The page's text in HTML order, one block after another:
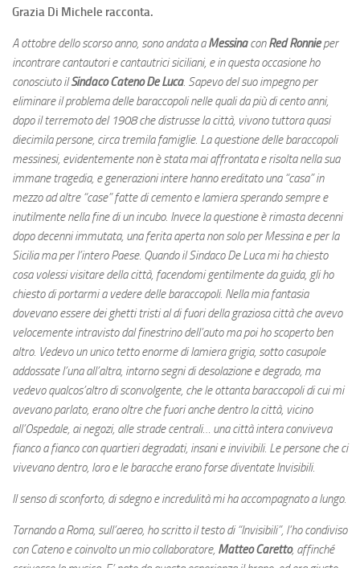
Grazia Di Michele racconta.
A ottobre dello scorso anno, sono andata aMessinaconRed Ronnieper
incontrare cantautori e cantautrici siciliani, e in questa occasione ho
conosciuto ilSindaco Cateno De Luca. Sapevo del suo impegno per
eliminare il problema delle baraccopoli nelle quali da più di cento anni,
dopo il terremoto del 1908 che distrusse la città, vivono tuttora quasi
diecimila persone, circa tremila famiglie. La questione delle baraccopoli
messinesi, evidentemente non è stata mai affrontata e risolta nella sua
immane tragedia, e generazioni intere hanno ereditato una “casa” in
mezzo ad altre “case” fatte di cemento e lamiera sperando sempre e
inutilmente nella fine di un incubo. Invece la questione è rimasta decenni
dopo decenni immutata, una ferita aperta non solo per Messina e per la
Sicilia ma per l’intero Paese. Quando il Sindaco De Luca mi ha chiesto
cosa volessi visitare della città, facendomi gentilmente da guida, gli ho
chiesto di portarmi a vedere delle baraccopoli. Nella mia fantasia
dovevano essere dei ghetti tristi al di fuori della graziosa città che avevo
velocemente intravisto dal finestrino dell’auto ma poi ho scoperto ben
altro. Vedevo un unico tetto enorme di lamiera grigia, sotto casupole
addossate l’una all’altra, intorno segni di desolazione e degrado, ma
vedevo qualcos’altro di sconvolgente, che le ottanta baraccopoli di cui mi
avevano parlato, erano oltre che fuori anche dentro la città, vicino
all’Ospedale, ai negozi, alle strade centrali… una città intera conviveva
fianco a fianco con quartieri degradati, insani e invivibili. Le persone che ci
vivevano dentro, loro e le baracche erano forse diventate Invisibili.
Il senso di sconforto, di sdegno e incredulità mi ha accompagnato a lungo.
Tornando a Roma, sull’aereo, ho scritto il testo di “Invisibili”, l’ho condiviso
con Cateno e coinvolto un mio collaboratore, Matteo Caretto, affinché